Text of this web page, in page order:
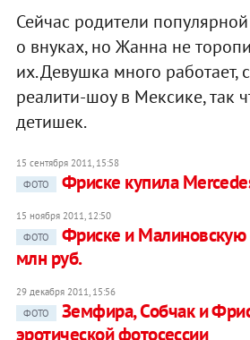
Сейчас родители
о внуках, но Жанна не
их. Девушка много работает,
реалити-шоу в Мексике, так
детишек.
15 сентября 2011, 15:58
ФОТО
Фриске купила
15 ноября 2011, 12:50
ФОТО
Фриске и Малиновскую
млн руб.
29 декабря 2011, 15:56
ФОТО
Земфира, Собчак и
эротической фотосессии